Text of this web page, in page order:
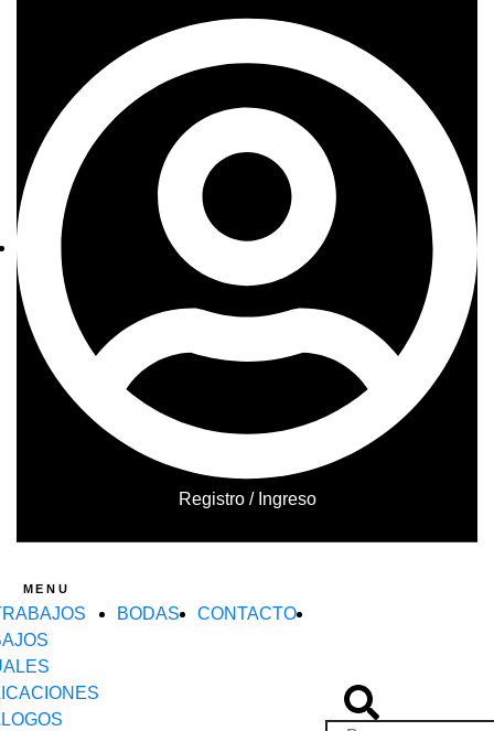
Registro / Ingreso
MENU
BODAS CONTACTO